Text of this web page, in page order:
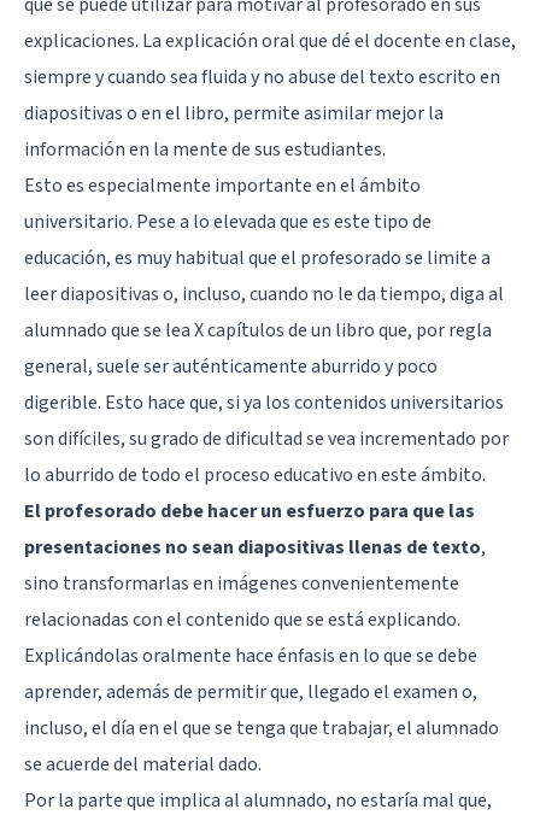
explicaciones. La explicación oral que dé el docente en clase,
siempre y cuando sea fluida y no abuse del texto escrito en
diapositivas o en el libro, permite asimilar mejor la
información en la mente de sus estudiantes.
Esto es especialmente importante en el ámbito
universitario. Pese a lo elevada que es este tipo de
educación, es muy habitual que el profesorado se limite a
leer diapositivas o, incluso, cuando no le da tiempo, diga al
alumnado que se lea X capítulos de un libro que, por regla
general, suele ser auténticamente aburrido y poco
digerible. Esto hace que, si ya los contenidos universitarios
son difíciles, su grado de dificultad se vea incrementado por
lo aburrido de todo el proceso educativo en este ámbito.
El profesorado debe hacer un esfuerzo para que las
presentaciones no sean diapositivas llenas de texto,
sino transformarlas en imágenes convenientemente
relacionadas con el contenido que se está explicando.
Explicándolas oralmente hace énfasis en lo que se debe
aprender, además de permitir que, llegado el examen o,
incluso, el día en el que se tenga que trabajar, el alumnado
se acuerde del material dado.
Por la parte que implica al alumnado, no estaría mal que,